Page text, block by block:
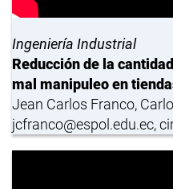
Ingeniería Industrial
Reducción de la
mal manipuleo en
Jean Carlos Franco,
jcfranco@espol.edu.ec,